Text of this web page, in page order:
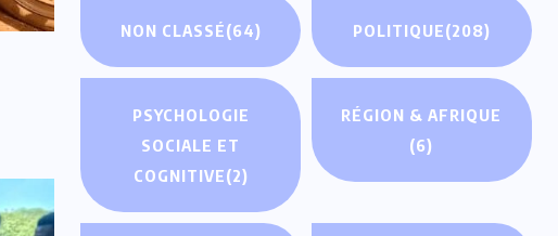
NON CLASSÉ(64) POLITIQUE(208)
PSYCHOLOGIE
SOCIALE ET
COGNITIVE(2)
RÉGION & AFRIQUE
(6)